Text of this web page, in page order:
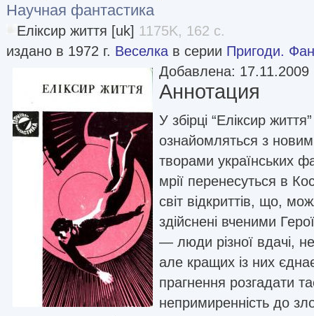
Научная фантастика
Еліксир життя [uk] 1175K, 162 с.
издано в 1972 г. Веселка в серии Пригоди.
Добавлена: 17.11.2009
Аннотация
У збірці “Еліксир
ознайомляться з
творами українських
мрії перенесуться в
світ відкриттів, що,
здійснені вченими
— люди різної вдачі,
але кращих із них
прагнення розгадати
непримиренність до